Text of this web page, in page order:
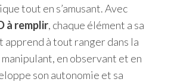
tout en s’amusant. Avec
à remplir, chaque élément a sa
apprend à tout ranger dans la
en observant et en
son autonomie et sa